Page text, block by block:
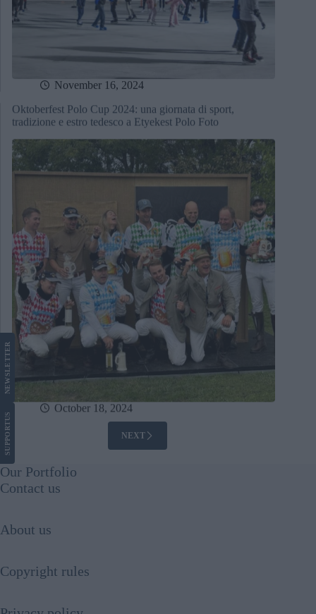
November 16, 2024
tradizione e estro tedesco a Etyekest Polo Foto
October 18, 2024
NEXT
SUPPORT
US
NEWS
LETTER
Our Portfolio
Contact us
About us
Copyright rules